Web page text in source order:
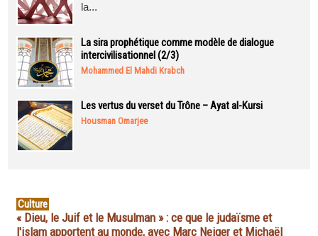
la...
La sira prophétique comme modèle de dialogue
intercivilisationnel (2/3)
Mohammed El Mahdi Krabch
Les vertus du verset du Trône – Ayat al-Kursi
Housman Omarjee
Culture
« Dieu, le Juif et le Musulman » : ce que le judaïsme et
l'islam apportent au monde, avec Marc Neiger et Michaël